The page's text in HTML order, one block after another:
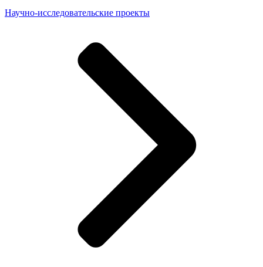
Научно-исследовательские проекты